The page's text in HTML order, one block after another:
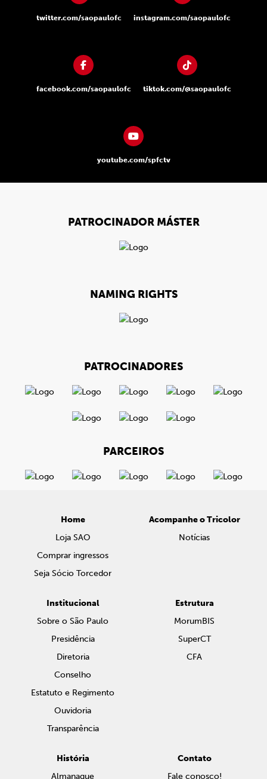
twitter.com/saopaulofc instagram.com/saopaulofc
facebook.com/saopaulofc tiktok.com/@saopaulofc
youtube.com/spfctv
PATROCINADOR MÁSTER
NAMING RIGHTS
PATROCINADORES
PARCEIROS
Home
Loja SAO
Comprar ingressos
Seja Sócio Torcedor
Acompanhe o Tricolor
Notícias
Institucional
Sobre o São Paulo
Presidência
Diretoria
Conselho
Estatuto e Regimento
Ouvidoria
Transparência
Estrutura
MorumBIS
SuperCT
CFA
História
Almanaque
Contato
Fale conosco!